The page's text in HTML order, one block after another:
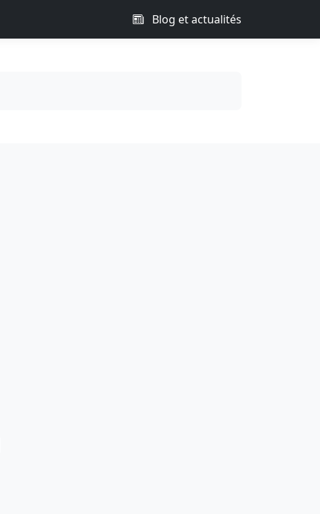
Blog et actualités